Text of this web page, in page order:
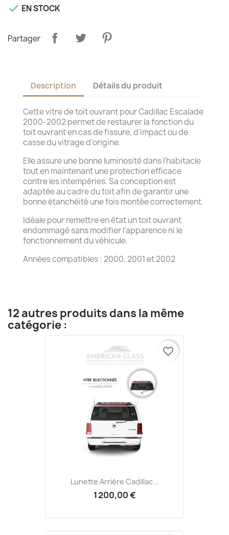
 EN STOCK
Partager
Description Détails du produit
Cette vitre de toit ouvrant pour Cadillac Escalade
2000-2002 permet de restaurer la fonction du
toit ouvrant en cas de fissure, d’impact ou de
casse du vitrage d’origine.
Elle assure une bonne luminosité dans l’habitacle
tout en maintenant une protection efficace
contre les intempéries. Sa conception est
adaptée au cadre du toit afin de garantir une
bonne étanchéité une fois montée correctement.
Idéale pour remettre en état un toit ouvrant
endommagé sans modifier l’apparence ni le
fonctionnement du véhicule.
Années compatibles : 2000, 2001 et 2002
12 autres produits dans la même
catégorie :
Lunette Arrière Cadillac...
1 200,00 €
favorite_border